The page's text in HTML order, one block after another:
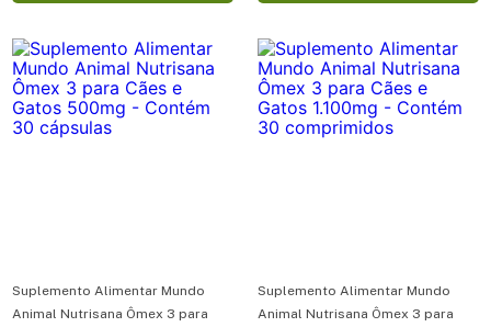
Suplemento Alimentar Mundo
Animal Nutrisana Ômex 3 para
Suplemento Alimentar Mundo
Animal Nutrisana Ômex 3 para